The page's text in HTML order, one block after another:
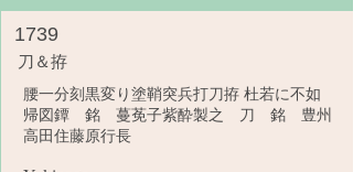
1739
刀＆拵
腰一分刻黒変り塗鞘突兵打刀拵 杜若に不如
帰図鐔 銘 蔓莬子紫酔製之 刀 銘 豊州
高田住藤原行長